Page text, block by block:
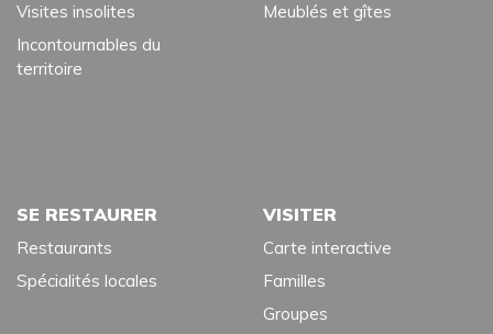
Visites insolites
Incontournables du
territoire
Meublés et gîtes
SE RESTAURER
Restaurants
Spécialités locales
VISITER
Carte interactive
Familles
Groupes